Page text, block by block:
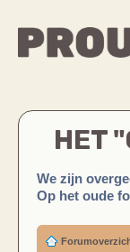
HET
We zijn
Op het oude